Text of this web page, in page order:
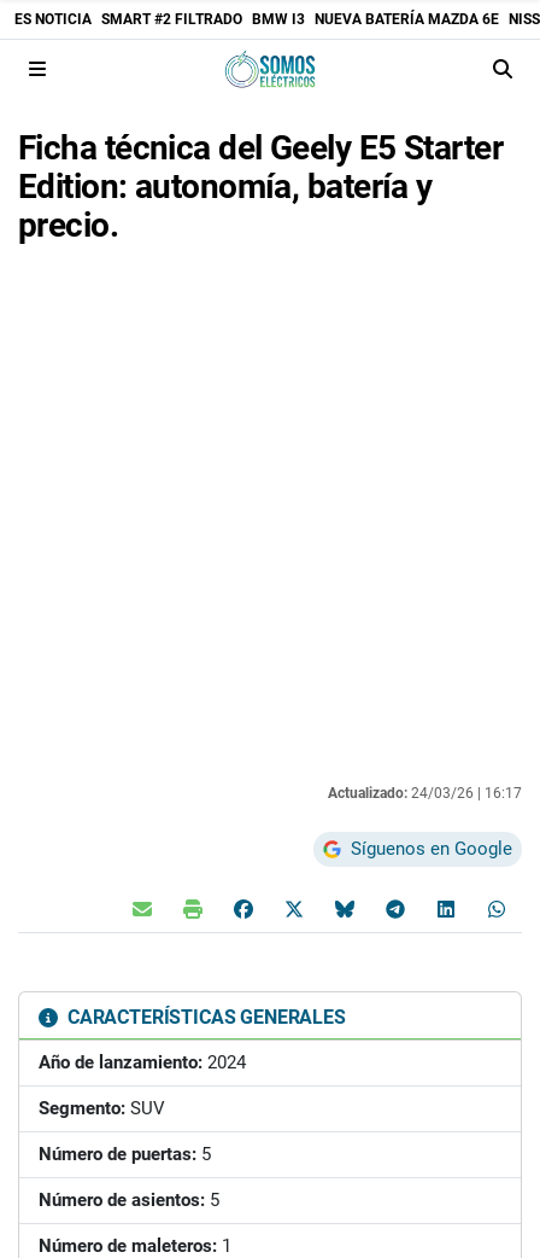
ES NOTICIA SMART #2 FILTRADO BMW I3 NUEVA BATERÍA MAZDA 6E
Ficha técnica del Geely E5 Starter
Edition: autonomía, batería y
precio.
Actualizado: 24/03/26 | 16:17
Síguenos en Google
CARACTERÍSTICAS GENERALES
Año de lanzamiento: 2024
Segmento: SUV
Número de puertas: 5
Número de asientos: 5
Número de maleteros: 1